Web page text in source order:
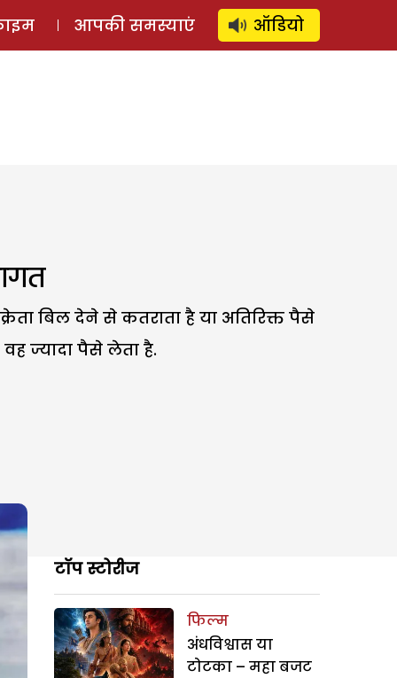
लॉग इन ⚲ SUBSCRIBE
आपकी समस्याएं ऑडियो
बिल देने से कतराता है या अतिरिक्त पैसे
ज्यादा पैसे लेता है.
टॉप स्टोरीज
फिल्म
अंधविश्वास या
टोटका – महा बजट